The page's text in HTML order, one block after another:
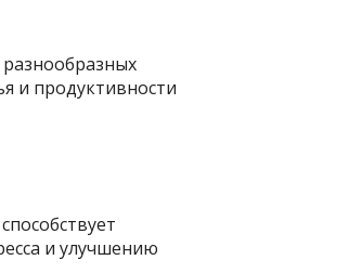
и продуктивности
и улучшению